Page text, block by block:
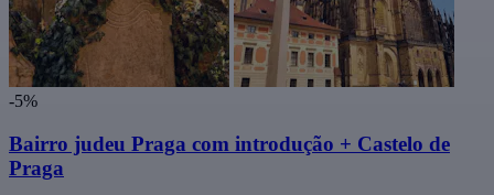
-5%
Bairro judeu Praga com introdução + Castelo de
Praga